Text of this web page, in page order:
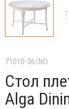
71010-36/NO
Стол
Alga